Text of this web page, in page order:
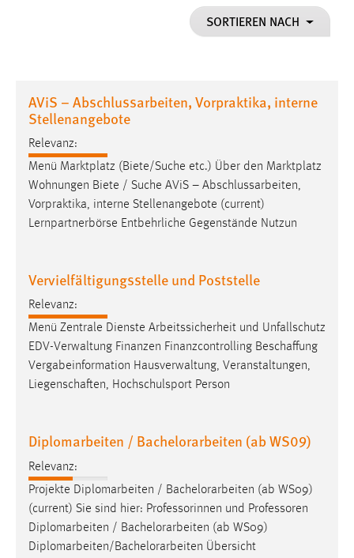
SORTIEREN NACH
AViS – Abschlussarbeiten, Vorpraktika, interne
Stellenangebote
Relevanz:
Menü Marktplatz (Biete/Suche etc.) Über den Marktplatz
Wohnungen Biete / Suche AViS – Abschlussarbeiten,
Vorpraktika, interne Stellenangebote (current)
Lernpartnerbörse Entbehrliche Gegenstände Nutzun
Vervielfältigungsstelle und Poststelle
Relevanz:
Menü Zentrale Dienste Arbeitssicherheit und Unfallschutz
EDV-Verwaltung Finanzen Finanzcontrolling Beschaffung
Vergabeinformation Hausverwaltung, Veranstaltungen,
Liegenschaften, Hochschulsport Person
Diplomarbeiten / Bachelorarbeiten (ab WS09)
Relevanz:
Projekte Diplomarbeiten / Bachelorarbeiten (ab WS09)
(current) Sie sind hier: Professorinnen und Professoren
Diplomarbeiten / Bachelorarbeiten (ab WS09)
Diplomarbeiten/ Bachelorarbeiten Übersicht
Performance
Name:
staticfilecache
Zweck:
Für performante Seitenauslieferung wird in diesem Cookie
gespeichert, ob man eingeloggt ist.
Name:
Zweck:
Das Cookie speichert die gewählte Sprache der Website.
Cookie Laufzeit:
Chat
Name:
MibewSessionID, MIBEW_UserID, mibew_locale, mibew-
chat-frame-style-5e9dbeb1811c0446
Zweck:
Wird benötigt um die Chatfunktion nutzen zu können.